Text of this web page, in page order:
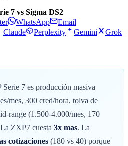
7 vs Sigma DS2
WhatsApp
Email
Claude Perplexity Gemini Grok
Serie 7 es producción masiva
mes, 300 cred/hora, tolva de
range (1.500-4.000/mes, 170
ZXP7 cuesta 3x mas. La
cotizaciones (180 vs 40) porque